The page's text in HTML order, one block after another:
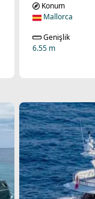
Konum
Mallorca
Genişlik
6.55 m